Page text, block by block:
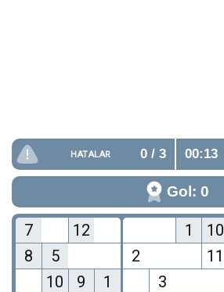
HATALAR 0/ 3 00:13
Gol: 0
7
12
8
5
10
9 1
1
10
2
11
3